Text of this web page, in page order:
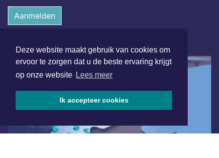
Deze website maakt gebruik van cookies om
ervoor te zorgen dat u de beste ervaring krijgt
op onze website Lees meer
Ik accepteer cookies
Aanmelden